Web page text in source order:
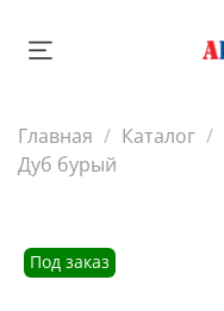
Главная Каталог
Дуб бурый
Под заказ